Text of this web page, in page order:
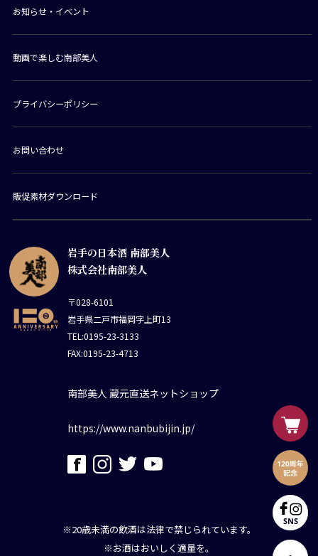
岩手の日本酒 南部美人
株式会社南部美人
〒028-6101
岩手県二戸市福岡字上町13
TEL:0195-23-3133
FAX:0195-23-4713
南部美人 蔵元直送ネットショップ
https://www.nanbubijin.jp/
お知らせ・イベント
動画で楽しむ南部美人
プライバシーポリシー
お問い合わせ
販促素材ダウンロード
※20歳未満の飲酒は法律で禁じられています。
※お酒はおいしく適量を。